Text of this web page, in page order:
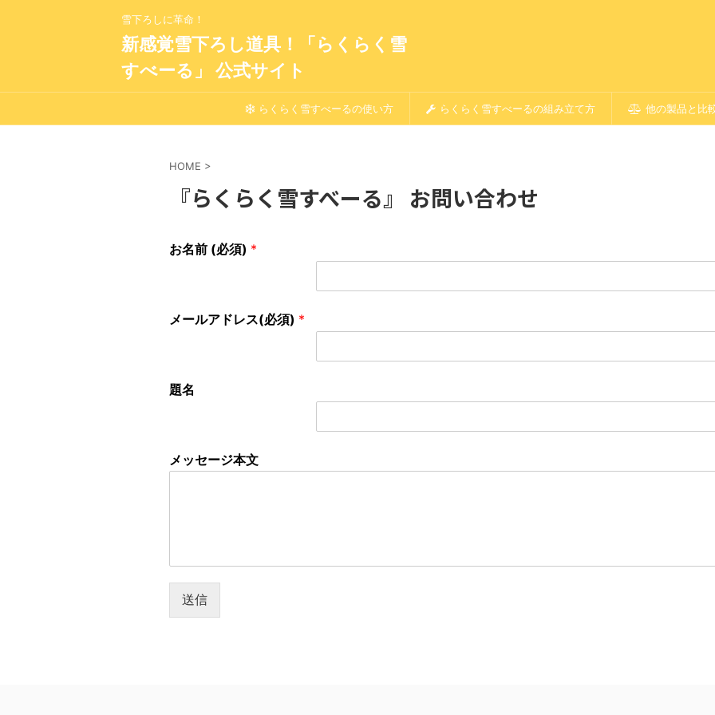
雪下ろしに革命！
新感覚雪下ろし道具！「らくらく雪
すべーる」 公式サイト
らくらく雪すべーるの使い方 らくらく雪すべーるの組み立て方 他の製品と比
HOME >
『らくらく雪すべーる』 お問い合わせ
お名前 (必須) *
メールアドレス(必須) *
題名
メッセージ本文
送信